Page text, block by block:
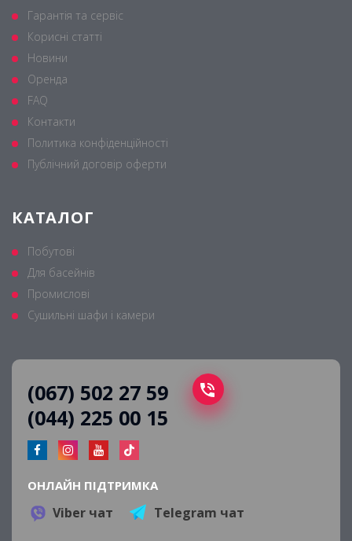
Гарантія та сервіс
Корисні статті
Новини
Оренда
FAQ
Контакти
Политика конфіденційності
Публічний договір оферти
КАТАЛОГ
Побутові
Для басейнів
Промислові
Сушильні шафи і камери
(067) 502 27 59
(044) 225 00 15
ОНЛАЙН ПІДТРИМКА
Viber чат Telegram чат